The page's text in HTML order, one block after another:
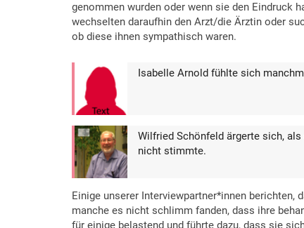
genommen wurden oder wenn sie den Eindruck
wechselten daraufhin den Arzt/die Ärztin oder
ob diese ihnen sympathisch waren.
Isabelle Arnold fühlte sich
Wilfried Schönfeld ärgerte sich,
nicht stimmte.
Einige unserer Interviewpartner*innen berichten,
manche es nicht schlimm fanden, dass ihre
für einige belastend und führte dazu, dass sie